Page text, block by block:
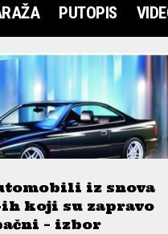
PUTOPIS
iz snova
ih koji su zapravo
– izbor